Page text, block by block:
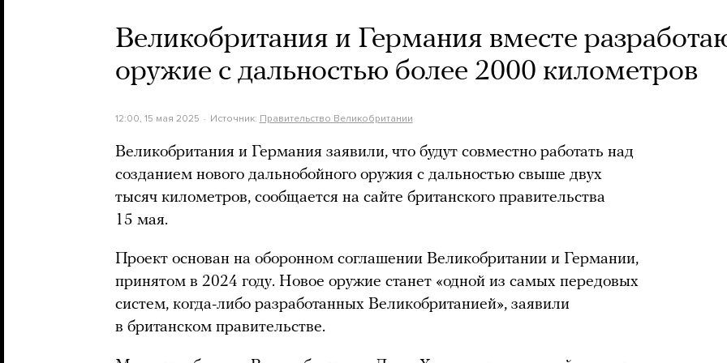
Великобритания и Германия вместе
оружие с дальностью более 2000 километров
12:00, 15 мая 2025 Источник: Правительство Великобритании
Великобритания и Германия заявили, что будут совместно работать над
созданием нового дальнобойного оружия с дальностью свыше двух
тысяч километров, сообщается на сайте британского правительства
15 мая.
Проект основан на оборонном соглашении Великобритании и Германии,
принятом в 2024 году. Новое оружие станет «одной из самых передовых
систем, когда-либо разработанных Великобританией», заявили
в британском правительстве.